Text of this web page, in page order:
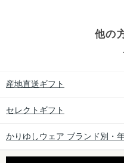
他の
産地直送ギフト
セレクトギフト
かりゆしウェア ブランド別・